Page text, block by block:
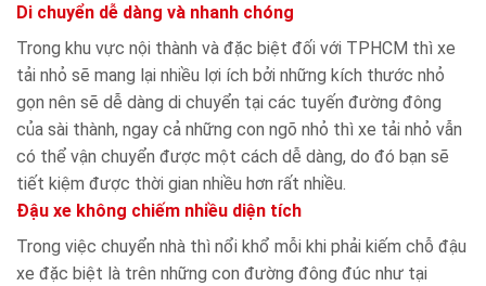
Di chuyển dễ dàng và nhanh chóng
Trong khu vực nội thành và đặc biệt đối với TPHCM thì xe
tải nhỏ sẽ mang lại nhiều lợi ích bởi những kích thước nhỏ
gọn nên sẽ dễ dàng di chuyển tại các tuyến đường đông
của sài thành, ngay cả những con ngõ nhỏ thì xe tải nhỏ vẫn
có thể vận chuyển được một cách dễ dàng, do đó bạn sẽ
tiết kiệm được thời gian nhiều hơn rất nhiều.
Đậu xe không chiếm nhiều diện tích
Trong việc chuyển nhà thì nổi khổ mỗi khi phải kiếm chỗ đậu
xe đặc biệt là trên những con đường đông đúc như tại